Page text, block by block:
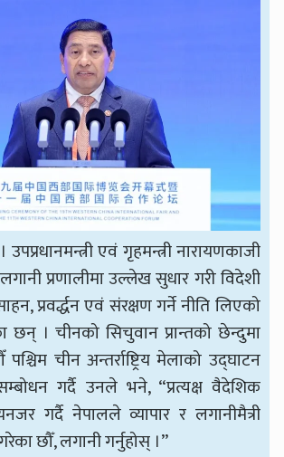
एवं गृहमन्त्री नारायणकाजी
प्रणालीमा उल्लेख सुधार गरी विदेशी
प्रवर्द्धन एवं संरक्षण गर्ने नीति लिएको
छन् । चीनको सिचुवान प्रान्तको छेन्दुमा
चीन अन्तर्राष्ट्रिय मेलाको उद्घाटन
गर्दै उनले भने, “प्रत्यक्ष वैदेशिक
गर्दै नेपालले व्यापार र लगानीमैत्री
छौँ, लगानी गर्नुहोस् ।”